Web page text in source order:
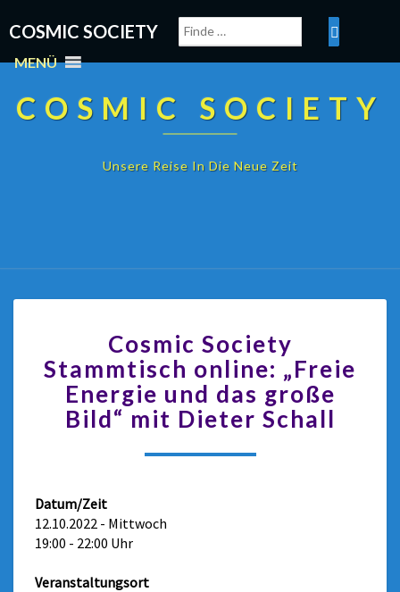
COSMIC SOCIETY
MENÜ
COSMIC SOCIETY
Unsere Reise In Die Neue Zeit
Cosmic Society
Stammtisch online: „Freie
Energie und das große
Bild“ mit Dieter Schall
Datum/Zeit
12.10.2022 - Mittwoch
19:00 - 22:00 Uhr
Veranstaltungsort